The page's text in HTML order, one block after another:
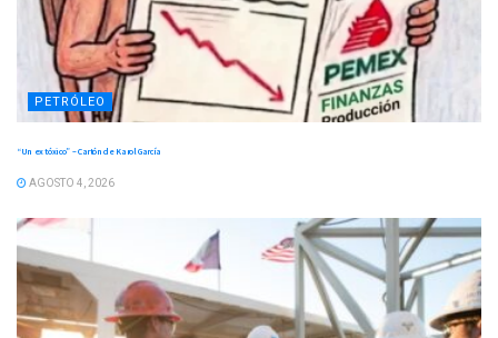
PETRÓLEO
“Un ex tóxico” – Cartón de Karol García
AGOSTO 4, 2026